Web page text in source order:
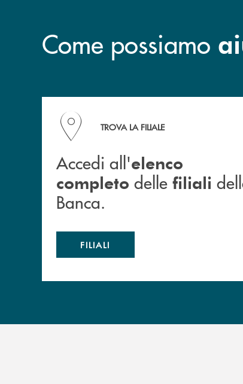
Come possiamo
Accedi all' elenco completo delle filiali
TROVA LA FILIALE
Accedi all'elenco
completo delle filiali
Banca.
FILIALI